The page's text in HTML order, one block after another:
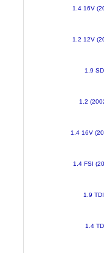
1.4 16V
1.2 12V
1.9
1.2
1.4 16V
1.4 FSI
1.9
1.4